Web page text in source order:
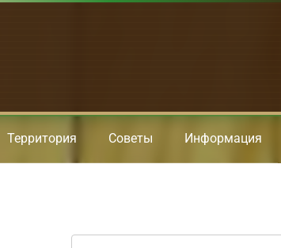
Территория Советы Информация